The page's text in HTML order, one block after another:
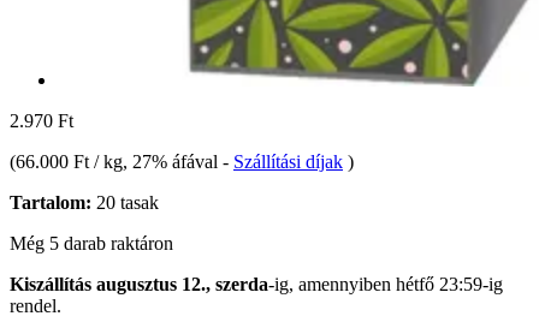
2.970 Ft
(66.000 Ft / kg, 27% áfával - Szállítási díjak )
Tartalom: 20 tasak
Még 5 darab raktáron
Kiszállítás augusztus 12., szerda-ig, amennyiben hétfő 23:59-ig
rendel.